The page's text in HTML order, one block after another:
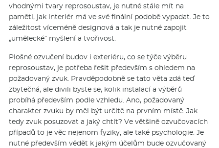
vhodnými tvary reprosoustav, je nutné stále mít na
paměti, jak interiér má ve své finální podobě vypadat. Je to
záležitost víceméně designová a tak je nutné zapojit
„umělecké“ myšlení a tvořivost.
Plošné ozvučení budov i exteriéru, co se týče výběru
reprosoustav, je potřeba řešit především s ohledem na
požadovaný zvuk. Pravděpodobně se tato věta zdá teď
zbytečná, ale divili byste se, kolik instalací a výběrů
probíhá především podle vzhledu. Ano, požadovaný
charakter zvuku by měl být určitě na prvním místě. Jak
tedy zvuk posuzovat a jaký chtít? Ve většině ozvučovacích
případů to je věc nejenom fyziky, ale také psychologie. Je
nutné především vědět k jakým účelům bude ozvučovaný